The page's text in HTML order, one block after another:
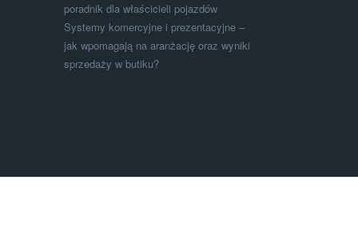
poradnik dla właścicieli pojazdów
Systemy komercyjne i prezentacyjne –
jak wpomagają na aranżację oraz wyniki
sprzedaży w butiku?